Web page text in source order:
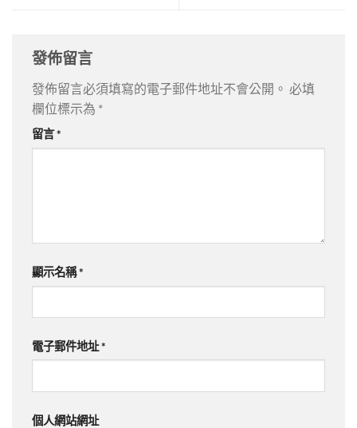
發佈留言
發佈留言必須填寫的電子郵件地址不會公開。 必填
欄位標示為 *
留言*
顯示名稱*
電子郵件地址*
個人網站網址